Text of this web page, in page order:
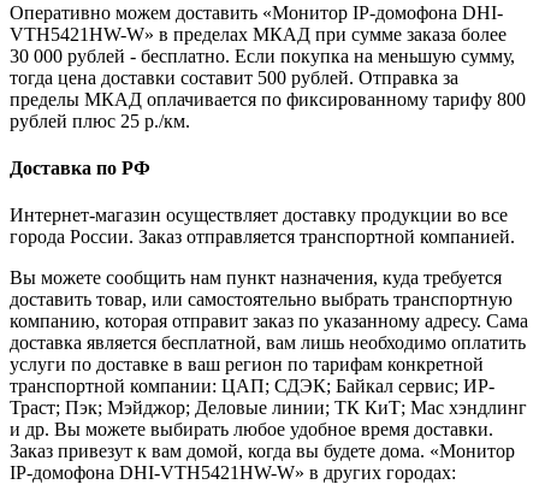
Оперативно можем доставить «Монитор IP-домофона DHI-
VTH5421HW-W» в пределах МКАД при сумме заказа более
30 000 рублей - бесплатно. Если покупка на меньшую сумму,
тогда цена доставки составит 500 рублей. Отправка за
пределы МКАД оплачивается по фиксированному тарифу 800
рублей плюс 25 р./км.
Доставка по РФ
Интернет-магазин осуществляет доставку продукции во все
города России. Заказ отправляется транспортной компанией.
Вы можете сообщить нам пункт назначения, куда требуется
доставить товар, или самостоятельно выбрать транспортную
компанию, которая отправит заказ по указанному адресу. Сама
доставка является бесплатной, вам лишь необходимо оплатить
услуги по доставке в ваш регион по тарифам конкретной
транспортной компании: ЦАП; СДЭК; Байкал сервис; ИР-
Траст; Пэк; Мэйджор; Деловые линии; ТК КиТ; Мас хэндлинг
и др. Вы можете выбирать любое удобное время доставки.
Заказ привезут к вам домой, когда вы будете дома. «Монитор
IP-домофона DHI-VTH5421HW-W» в других городах: